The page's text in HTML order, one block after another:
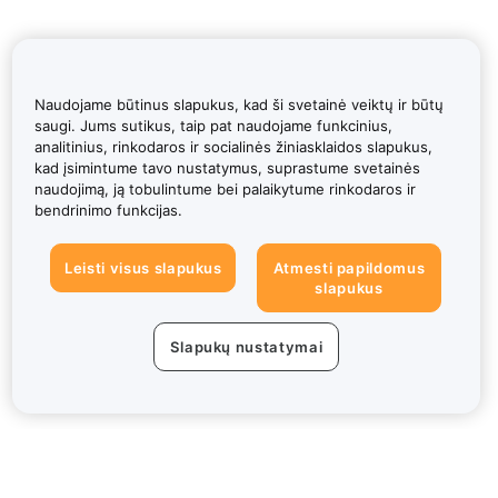
Naudojame būtinus slapukus, kad ši svetainė veiktų ir būtų
saugi. Jums sutikus, taip pat naudojame funkcinius,
analitinius, rinkodaros ir socialinės žiniasklaidos slapukus,
kad įsimintume tavo nustatymus, suprastume svetainės
naudojimą, ją tobulintume bei palaikytume rinkodaros ir
bendrinimo funkcijas.
Leisti visus slapukus
Atmesti papildomus
slapukus
Slapukų nustatymai